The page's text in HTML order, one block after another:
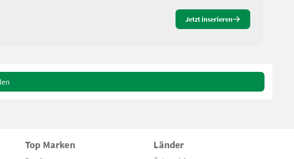
Jetzt inserieren
Top Marken Länder